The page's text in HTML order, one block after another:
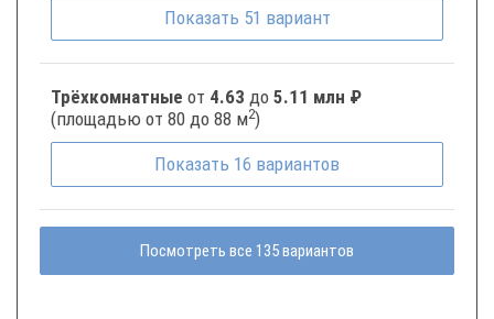
Показать 51 вариант
Трёхкомнатные от 4.63 до 5.11 млн ₽
(площадью от 80 до 88 м2)
Показать 16 вариантов
Посмотреть все 135 вариантов